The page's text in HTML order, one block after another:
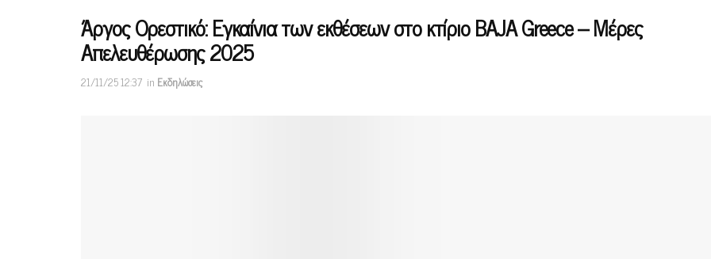
Άργος Ορεστικό: Εγκαίνια των εκθέσεων στο κτίριο BAJA Greece – Μέρες
Απελευθέρωσης 2025
21/11/25 12:37 in Εκδηλώσεις